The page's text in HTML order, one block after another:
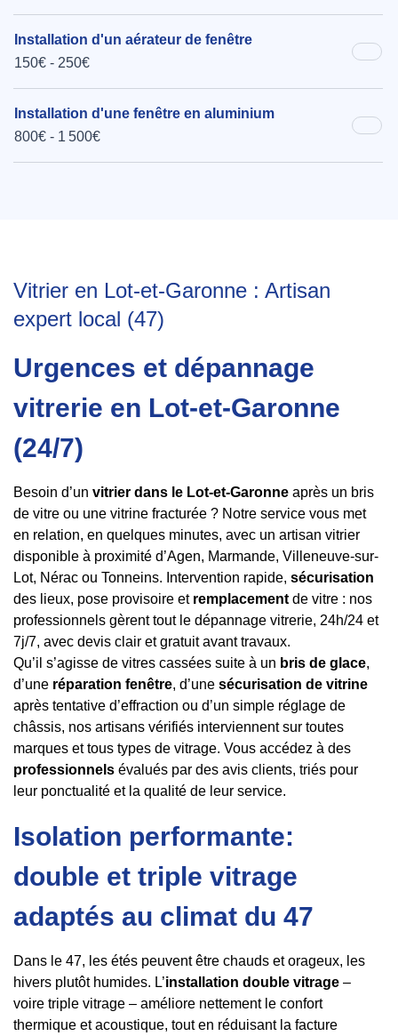
Installation d'un aérateur de fenêtre
150€ - 250€
Installation d'une fenêtre en aluminium
800€ - 1 500€
Vitrier en Lot-et-Garonne : Artisan
expert local (47)
Urgences et dépannage
vitrerie en Lot-et-Garonne
(24/7)
Besoin d’un vitrier dans le Lot-et-Garonne après un bris
de vitre ou une vitrine fracturée ? Notre service vous met
en relation, en quelques minutes, avec un artisan vitrier
disponible à proximité d’Agen, Marmande, Villeneuve-sur-
Lot, Nérac ou Tonneins. Intervention rapide, sécurisation
des lieux, pose provisoire et remplacement de vitre : nos
professionnels gèrent tout le dépannage vitrerie, 24h/24 et
7j/7, avec devis clair et gratuit avant travaux.
Qu’il s’agisse de vitres cassées suite à un bris de glace,
d’une réparation fenêtre, d’une sécurisation de vitrine
après tentative d’effraction ou d’un simple réglage de
châssis, nos artisans vérifiés interviennent sur toutes
marques et tous types de vitrage. Vous accédez à des
professionnels évalués par des avis clients, triés pour
leur ponctualité et la qualité de leur service.
Isolation performante:
double et triple vitrage
adaptés au climat du 47
Dans le 47, les étés peuvent être chauds et orageux, les
hivers plutôt humides. L’installation double vitrage –
voire triple vitrage – améliore nettement le confort
thermique et acoustique, tout en réduisant la facture